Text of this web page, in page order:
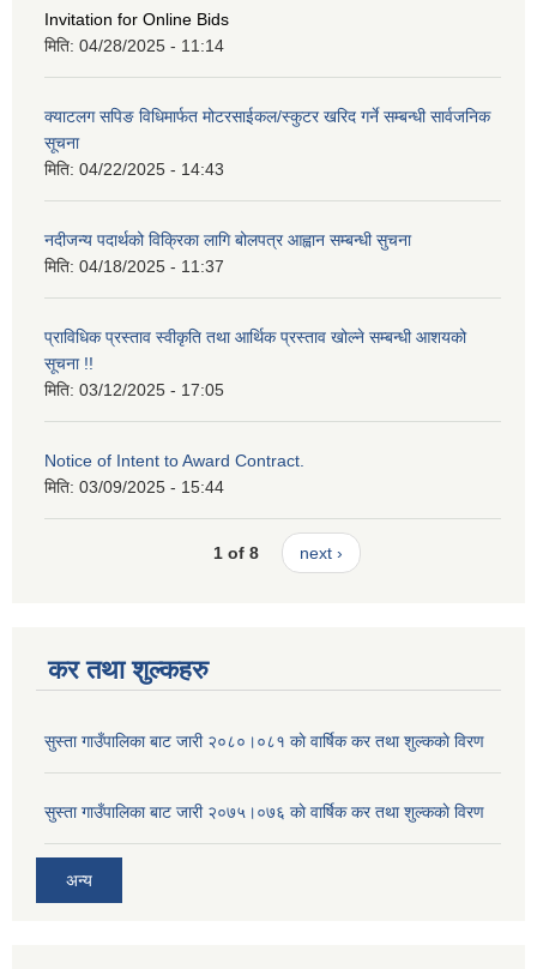
Invitation for Online Bids
मिति: 04/28/2025 - 11:14
क्याटलग सपिङ विधिमार्फत मोटरसाईकल/स्कुटर खरिद गर्ने सम्बन्धी सार्वजनिक
सूचना
मिति: 04/22/2025 - 14:43
नदीजन्य पदार्थको विक्रिका लागि बोलपत्र आह्वान सम्बन्धी सुचना
मिति: 04/18/2025 - 11:37
प्राविधिक प्रस्ताव स्वीकृति तथा आर्थिक प्रस्ताव खोल्ने सम्बन्धी आशयको
सूचना !!
मिति: 03/12/2025 - 17:05
Notice of Intent to Award Contract.
मिति: 03/09/2025 - 15:44
1 of 8 next ›
कर तथा शुल्कहरु
सुस्ता गाउँपालिका बाट जारी २०८०।०८१ काे वार्षिक कर तथा शुल्ककाे विरण
सुस्ता गाउँपालिका बाट जारी २०७५।०७६ काे वार्षिक कर तथा शुल्ककाे विरण
अन्य